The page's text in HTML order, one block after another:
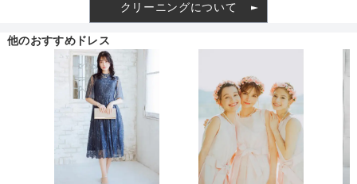
着丈目安
クリーニングについて
他のおすすめドレス